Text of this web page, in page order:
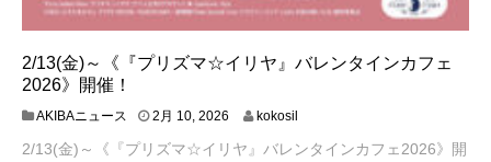
2/13(金)～《『プリズマ☆イリヤ』バレンタインカフェ
2026》開催！
AKIBAニュース 2月 10, 2026
1
kokosil
2/13(金)～《『プリズマ☆イリヤ』バレンタインカフェ2026》開